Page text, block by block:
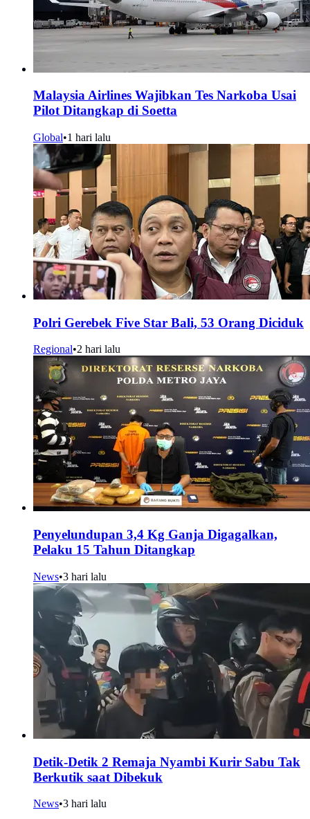
Malaysia Airlines Wajibkan Tes Narkoba Usai
Pilot Ditangkap di Soetta
Global•1 hari lalu
Polri Gerebek Five Star Bali, 53 Orang Diciduk
Regional•2 hari lalu
Penyelundupan 3,4 Kg Ganja Digagalkan,
Pelaku 15 Tahun Ditangkap
News•3 hari lalu
Detik-Detik 2 Remaja Nyambi Kurir Sabu Tak
Berkutik saat Dibekuk
News•3 hari lalu